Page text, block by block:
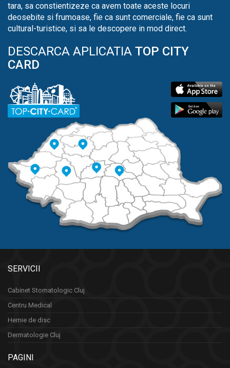
tara, sa constientizeze ca avem toate aceste locuri
deosebite si frumoase, fie ca sunt comerciale, fie ca sunt
cultural-turistice, si sa le descopere in mod direct.
DESCARCA APLICATIA TOP CITY
CARD
SERVICII
Cabinet Stomatologic Cluj
Centru Medical
Hernie de disc
Dermatologie Cluj
PAGINI